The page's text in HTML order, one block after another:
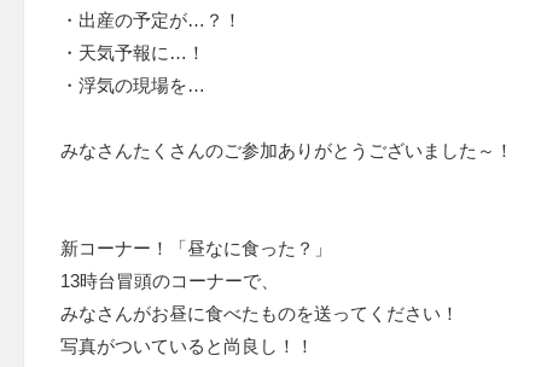
・出産の予定が…？！
・天気予報に…！
・浮気の現場を…
みなさんたくさんのご参加ありがとうございました～！
新コーナー！「昼なに食った？」
13時台冒頭のコーナーで、
みなさんがお昼に食べたものを送ってください！
写真がついていると尚良し！！